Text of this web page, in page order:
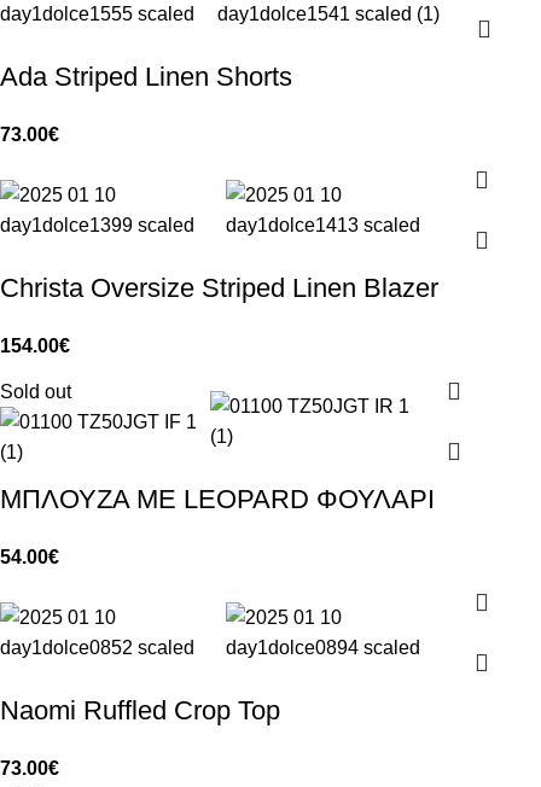
Ada Striped Linen Shorts
73.00€
Christa Oversize Striped Linen Blazer
154.00€
Sold out
ΜΠΛΟΥΖΑ ΜΕ LEOPARD ΦΟΥΛΑΡΙ
54.00€
Naomi Ruffled Crop Top
73.00€